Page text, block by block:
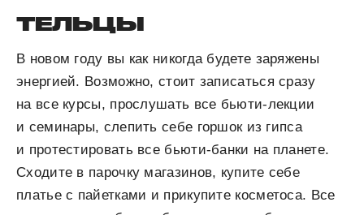
ТЕЛЬЦЫ
В новом году вы как никогда будете заряжены
энергией. Возможно, стоит записаться сразу
на все курсы, прослушать все бьюти-лекции
и семинары, слепить себе горшок из гипса
и протестировать все бьюти-банки на планете.
Сходите в парочку магазинов, купите себе
платье с пайетками и прикупите косметоса. Все